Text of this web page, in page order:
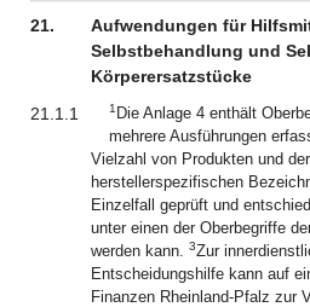
21.
Aufwendungen für
Selbstbehandlung und
Körperersatzstücke
21.1.1
1 Die Anlage 4 enthält
mehrere Ausführungen
Vielzahl von Produkten und
herstellerspezifischen
Einzelfall geprüft und
unter einen der Oberbegriffe
werden kann. 3Zur
Entscheidungshilfe kann auf
Finanzen Rheinland-Pfalz zur